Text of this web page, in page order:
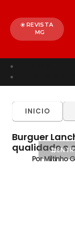
REVISTA
MG
ALÉM PARAÍBA
BRASIL
INICIO
Burguer
qualidade e
Por Miltinho